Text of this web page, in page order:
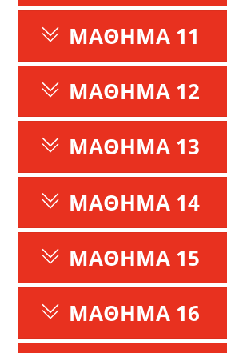
ΜΑΘΗΜΑ 11
ΜΑΘΗΜΑ 12
ΜΑΘΗΜΑ 13
ΜΑΘΗΜΑ 14
ΜΑΘΗΜΑ 15
ΜΑΘΗΜΑ 16